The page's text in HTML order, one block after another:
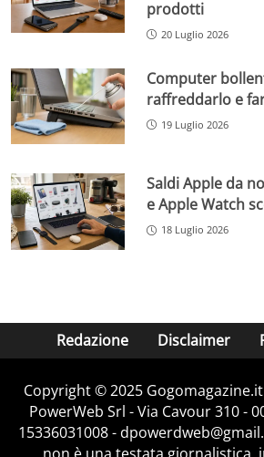
prodotti
20 Luglio 2026
Computer
raffreddarlo e
19 Luglio 2026
Saldi Apple da
e Apple Watch
18 Luglio 2026
Redazione Disclaimer
Copyright © 2025
PowerWeb Srl - Via Cavour 310 -
15336031008 -